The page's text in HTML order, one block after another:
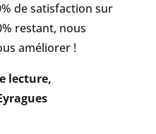
de satisfaction sur
restant, nous
améliorer !
lecture,